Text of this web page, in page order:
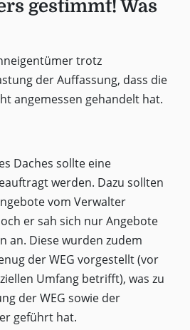
gestimmt! Was
trotz
der Auffassung, dass die
angemessen gehandelt hat.
Daches sollte eine
werden. Dazu sollten
vom Verwalter
er sah sich nur Angebote
an. Diese wurden zudem
der WEG vorgestellt (vor
Umfang betrifft), was zu
der WEG sowie der
geführt hat.